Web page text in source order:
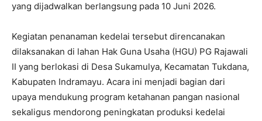
yang dijadwalkan berlangsung pada 10 Juni 2026.
Kegiatan penanaman kedelai tersebut direncanakan
dilaksanakan di lahan Hak Guna Usaha (HGU) PG Rajawali
II yang berlokasi di Desa Sukamulya, Kecamatan Tukdana,
Kabupaten Indramayu. Acara ini menjadi bagian dari
upaya mendukung program ketahanan pangan nasional
sekaligus mendorong peningkatan produksi kedelai